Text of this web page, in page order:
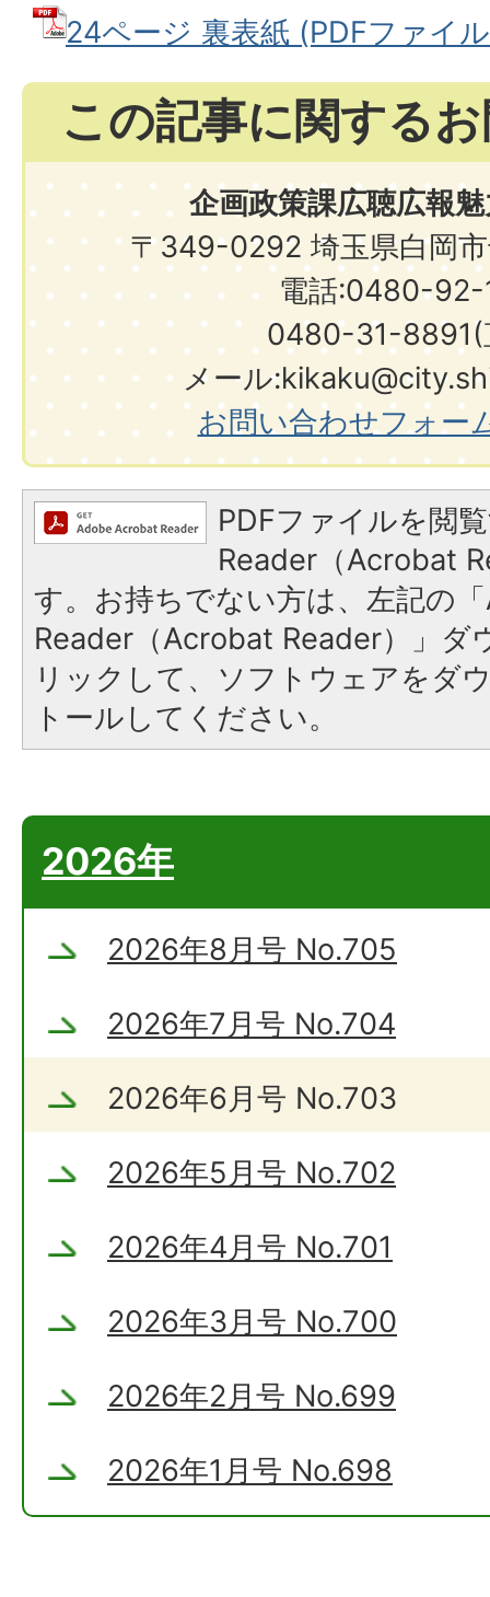
24ページ 裏表紙 (PDFファイ
この記事に関する
企画政策課広聴広報
〒349-0292 埼玉県白岡
電話:0480-92-
0480-31-8891(
メール
お問い合わせフォー
PDFファイルを閲
Reader（Acrobat
す。お持ちでない方は、左記の
Reader（Acrobat Reader）」ダ
リックして、ソフトウェアをダ
トールしてください。
2026年
2026年8月号 No.705
2026年7月号 No.704
2026年6月号 No.703
2026年5月号 No.702
2026年4月号 No.701
2026年3月号 No.700
2026年2月号 No.699
2026年1月号 No.698